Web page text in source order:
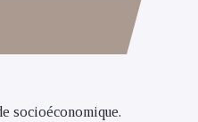
socioéconomique.